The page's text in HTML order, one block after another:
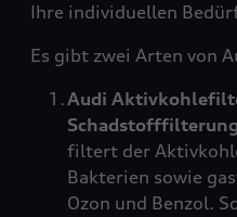
Ihre individuellen
Es gibt zwei Arten von
Audi
filtert der
Bakterien sowie
Ozon und Benzol.